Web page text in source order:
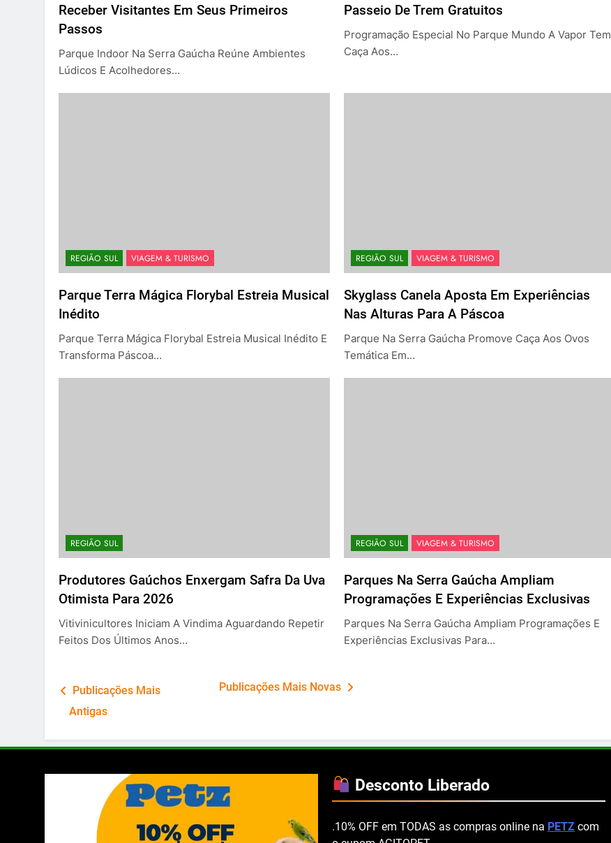
Receber Visitantes Em Seus Primeiros
Passos
Parque Indoor Na Serra Gaúcha Reúne Ambientes
Lúdicos E Acolhedores…
Passeio De Trem Gratuitos
Programação Especial No Parque Mundo A Vapor Tem
Caça Aos…
REGIÃO SUL VIAGEM & TURISMO
Parque Terra Mágica Florybal Estreia Musical
Inédito
Parque Terra Mágica Florybal Estreia Musical Inédito E
Transforma Páscoa…
REGIÃO SUL VIAGEM & TURISMO
Skyglass Canela Aposta Em Experiências
Nas Alturas Para A Páscoa
Parque Na Serra Gaúcha Promove Caça Aos Ovos
Temática Em…
REGIÃO SUL
Produtores Gaúchos Enxergam Safra Da Uva
Otimista Para 2026
Vitivinicultores Iniciam A Vindima Aguardando Repetir
Feitos Dos Últimos Anos…
REGIÃO SUL VIAGEM & TURISMO
Parques Na Serra Gaúcha Ampliam
Programações E Experiências Exclusivas
Parques Na Serra Gaúcha Ampliam Programações E
Experiências Exclusivas Para…
Navegação
por
posts
Publicações Mais
Antigas
Publicações Mais Novas
Desconto Liberado
.10% OFF em TODAS as compras online na PETZ com